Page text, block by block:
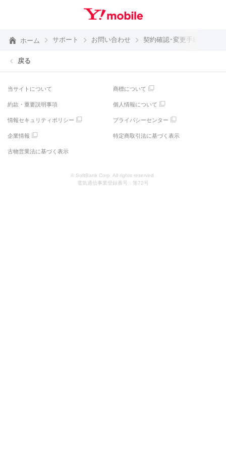
ホーム サポート お問い合わせ 契約確認･変更手続き
戻る
当サイトについて 商標について
約款・重要説明事項 個人情報について
情報セキュリティポリシー プライバシーセンター
企業情報 特定商取引法に基づく表示
古物営業法に基づく表示
© SoftBank Corp. All rights reserved.
電気通信事業登録番号：第72号